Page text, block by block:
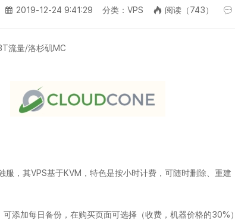
2019-12-24 9:41:29 分类：VPS 阅读（743）
流量/洛杉矶MC
，其VPS基于KVM，特色是按小时计费，可随时删除、重
添加每日备份，在购买页面可选择（收费，机器价格的30%